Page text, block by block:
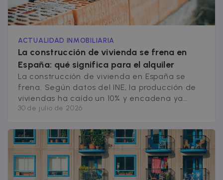
ACTUALIDAD INMOBILIARIA
La construcción de vivienda se frena en
España: qué significa para el alquiler
La construcción de vivienda en España se
frena. Según datos del INE, la producción de
viviendas ha caído un 10% y encadena ya
cinco meses de descensos, con un desplome
aleja todavía más de las 200.000 viviendas
anuales que el mercado español requeriría
para cubrir la [&hellip;]
30 de julio de 2026